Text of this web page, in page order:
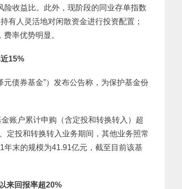
收益比。此外，现阶段的同业存单指数
有人灵活地对闲散资金进行投资配置；
率优势明显。
15%
债券基金”）发布公告称，为保护基金份
账户累计申购（含定投和转换转入）超
定投和转换转入业务期间，其他业务照常
末的规模为41.91亿元，截至目前该基
来回报率超20%